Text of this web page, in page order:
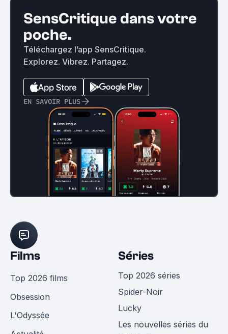
SensCritique dans votre
poche.
Téléchargez l’app SensCritique.
Explorez. Vibrez. Partagez.
EN SAVOIR PLUS
Films
Top 2026 films
Obsession
L'Odyssée
Séries
Top 2026 séries
Spider-Noir
Lucky
Les nouvelles séries du